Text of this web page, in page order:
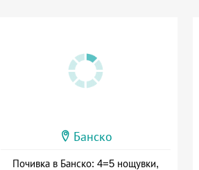
Банско
Почивка в Банско: 4=5 нощувки,